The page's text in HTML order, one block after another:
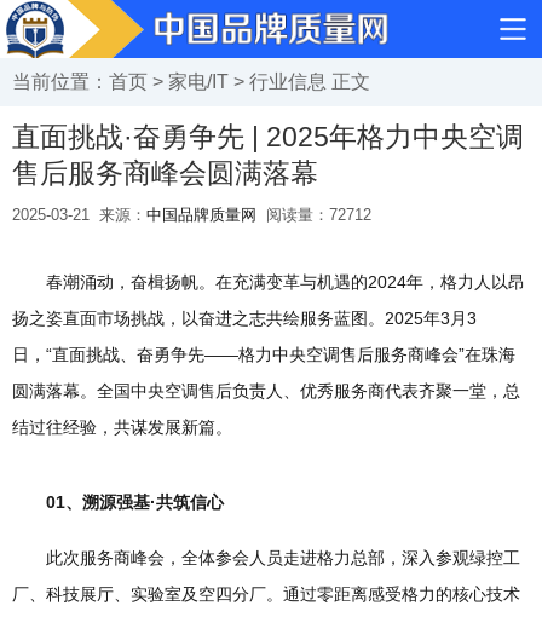
当前位置： 首页 > 家电/IT > 行业信息 正文
直面挑战·奋勇争先 | 2025年格力中央空调
售后服务商峰会圆满落幕
2025-03-21 来源： 中国品牌质量网 阅读量： 72712
春潮涌动，奋楫扬帆。在充满变革与机遇的2024年，格力人以昂
扬之姿直面市场挑战，以奋进之志共绘服务蓝图。2025年3月3
日，“直面挑战、奋勇争先——格力中央空调售后服务商峰会”在珠海
圆满落幕。全国中央空调售后负责人、优秀服务商代表齐聚一堂，总
结过往经验，共谋发展新篇。
01、溯源强基·共筑信心
此次服务商峰会，全体参会人员走进格力总部，深入参观绿控工
厂、科技展厅、实验室及空四分厂。通过零距离感受格力的核心技术